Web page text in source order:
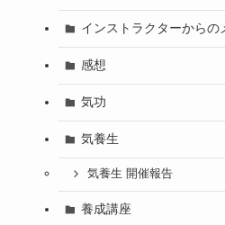
インストラクターからの
感想
気功
気養生
気養生 開催報告
養成講座